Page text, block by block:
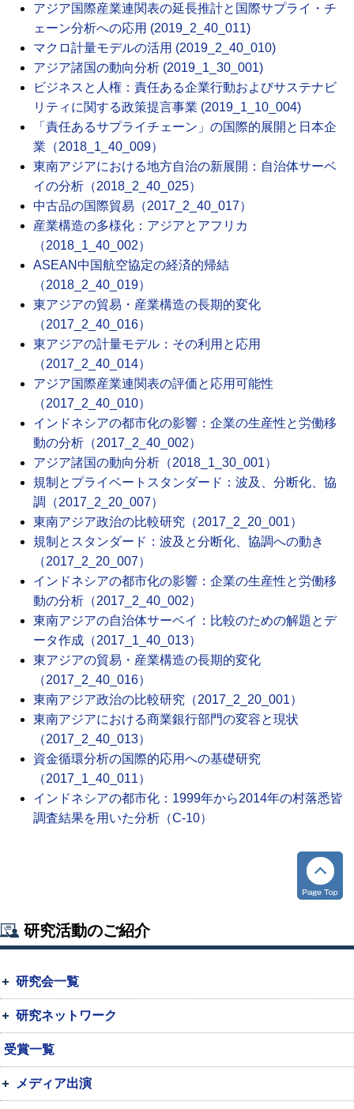
アジア国際産業連関表の延長推計と国際サプライ・チ
ェーン分析への応用 (2019_2_40_011)
マクロ計量モデルの活用 (2019_2_40_010)
アジア諸国の動向分析 (2019_1_30_001)
ビジネスと人権：責任ある企業行動およびサステナビ
リティに関する政策提言事業 (2019_1_10_004)
「責任あるサプライチェーン」の国際的展開と日本企
業（2018_1_40_009）
東南アジアにおける地方自治の新展開：自治体サーベ
イの分析（2018_2_40_025）
中古品の国際貿易（2017_2_40_017）
産業構造の多様化：アジアとアフリカ
（2018_1_40_002）
ASEAN中国航空協定の経済的帰結
（2018_2_40_019）
東アジアの貿易・産業構造の長期的変化
（2017_2_40_016）
東アジアの計量モデル：その利用と応用
（2017_2_40_014）
アジア国際産業連関表の評価と応用可能性
（2017_2_40_010）
インドネシアの都市化の影響：企業の生産性と労働移
動の分析（2017_2_40_002）
アジア諸国の動向分析（2018_1_30_001）
規制とプライベートスタンダード：波及、分断化、協
調（2017_2_20_007）
東南アジア政治の比較研究（2017_2_20_001）
規制とスタンダード：波及と分断化、協調への動き
（2017_2_20_007）
インドネシアの都市化の影響：企業の生産性と労働移
動の分析（2017_2_40_002）
東南アジアの自治体サーベイ：比較のための解題とデ
ータ作成（2017_1_40_013）
東アジアの貿易・産業構造の長期的変化
（2017_2_40_016）
東南アジア政治の比較研究（2017_2_20_001）
東南アジアにおける商業銀行部門の変容と現状
（2017_2_40_013）
資金循環分析の国際的応用への基礎研究
（2017_1_40_011）
インドネシアの都市化：1999年から2014年の村落悉皆
調査結果を用いた分析（C-10）
研究活動のご紹介
研究会一覧
研究ネットワーク
受賞一覧
メディア出演